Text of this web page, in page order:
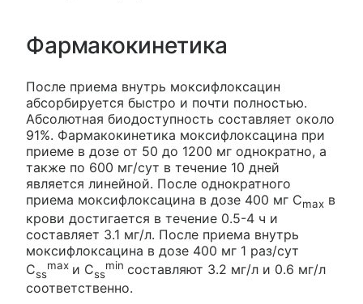
Фармакокинетика
После приема внутрь моксифлоксацин
абсорбируется быстро и почти полностью.
Абсолютная биодоступность составляет около
91%. Фармакокинетика моксифлоксацина при
приеме в дозе от 50 до 1200 мг однократно, а
также по 600 мг/сут в течение 10 дней
является линейной. После однократного
приема моксифлоксацина в дозе 400 мг Cmax в
крови достигается в течение 0.5-4 ч и
составляет 3.1 мг/л. После приема внутрь
моксифлоксацина в дозе 400 мг 1 раз/сут
Css
max и Css
min составляют 3.2 мг/л и 0.6 мг/л
соответственно.